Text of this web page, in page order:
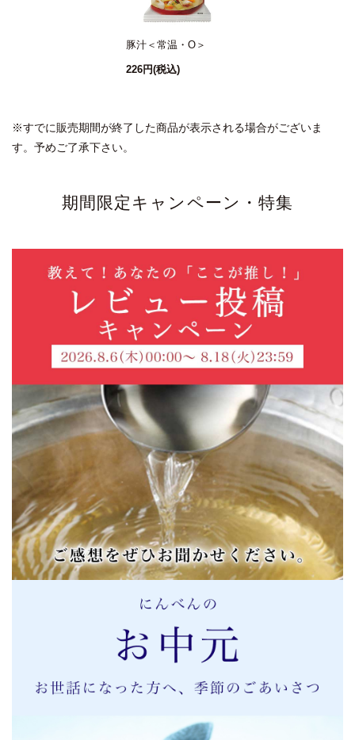
豚汁＜常温・O＞
226円(税込)
※すでに販売期間が終了した商品が表示される場合がございま
す。予めご了承下さい。
期間限定キャンペーン・特集